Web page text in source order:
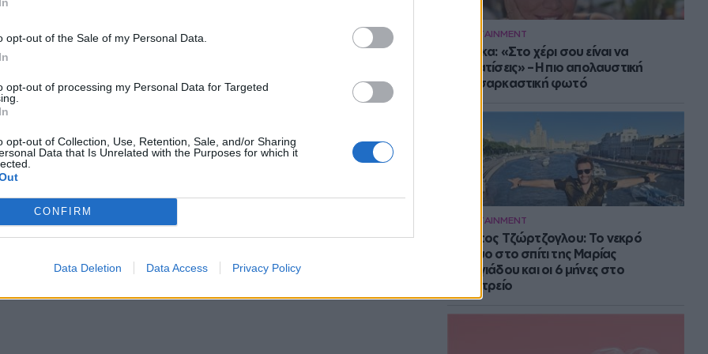
opt-out of the Sale of my Personal Data.
opt-out of processing my Personal Data for Targeted
opt-out of Collection, Use, Retention, Sale, and/or Sharing
Data that Is Unrelated with the Purposes for which it
CONFIRM
Data Deletion Data Access Privacy Policy
ENTERTAINMENT
Μπάρκα: «Στο χέρι σου είναι να
αδυνατίσεις» – Η πιο απολαυστική
αυτοσαρκαστική φωτό
ENTERTAINMENT
Στράτος Τζώρτζογλου: Το νεκρό
έμβρυο στο σπίτι της Μαρίας
Γεωργιάδου και οι 6 μήνες στο
ψυχιατρείο
τροχαίου με εγκατάλειψη;